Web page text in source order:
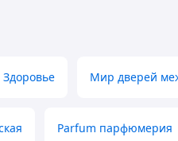
Здоровье Мир дверей
Parfum парфюмерия